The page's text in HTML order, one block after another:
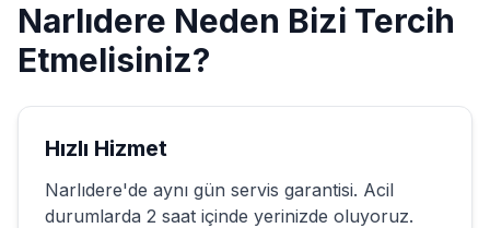
Narlıdere Neden Bizi Tercih
Etmelisiniz?
Hızlı Hizmet
Narlıdere'de aynı gün servis garantisi. Acil
durumlarda 2 saat içinde yerinizde oluyoruz.